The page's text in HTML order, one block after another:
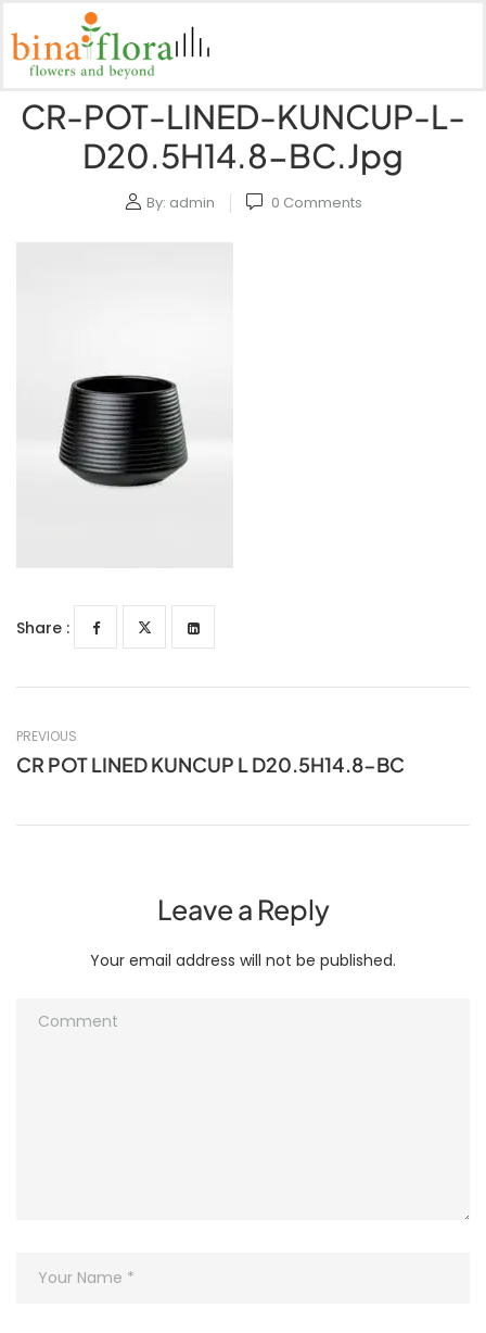
CR-POT-LINED-KUNCUP-L-
D20.5H14.8-BC.jpg
By: admin 0 Comments
Share :
PREVIOUS
CR POT LINED KUNCUP L D20.5H14.8-BC
Leave a Reply
Your email address will not be published.